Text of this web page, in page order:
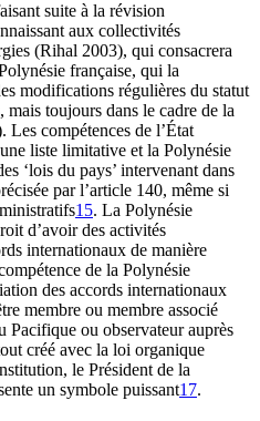
suite à la révision
aux collectivités
(Rihal 2003), qui consacrera
française, qui la
modifications régulières du statut
mais toujours dans le cadre de la
Les compétences de l’État
liste limitative et la Polynésie
‘lois du pays’ intervenant dans
par l’article 140, même si
15. La Polynésie
d’avoir des activités
internationaux de manière
de la Polynésie
des accords internationaux
membre ou membre associé
Pacifique ou observateur auprès
créé avec la loi organique
le Président de la
un symbole puissant17.